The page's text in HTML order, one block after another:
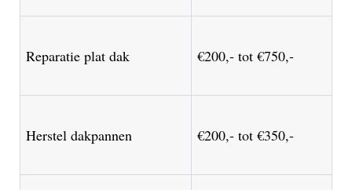
Reparatie plat dak €200,- tot €750,-
Herstel dakpannen €200,- tot €350,-